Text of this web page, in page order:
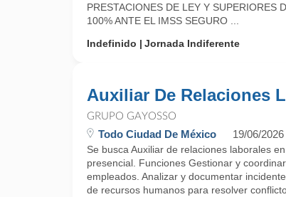
PRESTACIONES DE LEY Y SUPERIORES
100% ANTE EL IMSS SEGURO ...
Indefinido
Jornada Indiferente
Auxiliar De Relaciones
GRUPO GAYOSSO
Todo Ciudad De México 19/06/2026
Se busca Auxiliar de relaciones laborales
presencial. Funciones Gestionar y
empleados. Analizar y documentar
de recursos humanos para resolver